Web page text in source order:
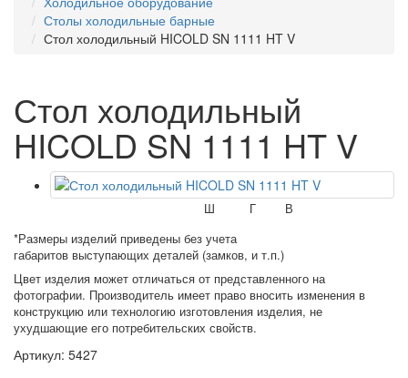
Столы холодильные барные
Стол холодильный HICOLD SN 1111 HT V
Стол холодильный
HICOLD SN 1111 HT V
Ш В
Г
*Размеры изделий приведены без учета
габаритов выступающих деталей (замков, и т.п.)
Цвет изделия может отличаться от представленного на
фотографии. Производитель имеет право вносить изменения в
конструкцию или технологию изготовления изделия, не
ухудшающие его потребительских свойств.
Артикул: 5427